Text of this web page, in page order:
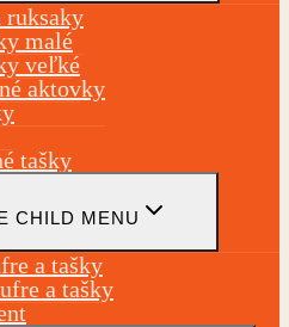
ruksaky
malé
veľké
aktovky
tašky
CHILD MENU
a tašky
a tašky